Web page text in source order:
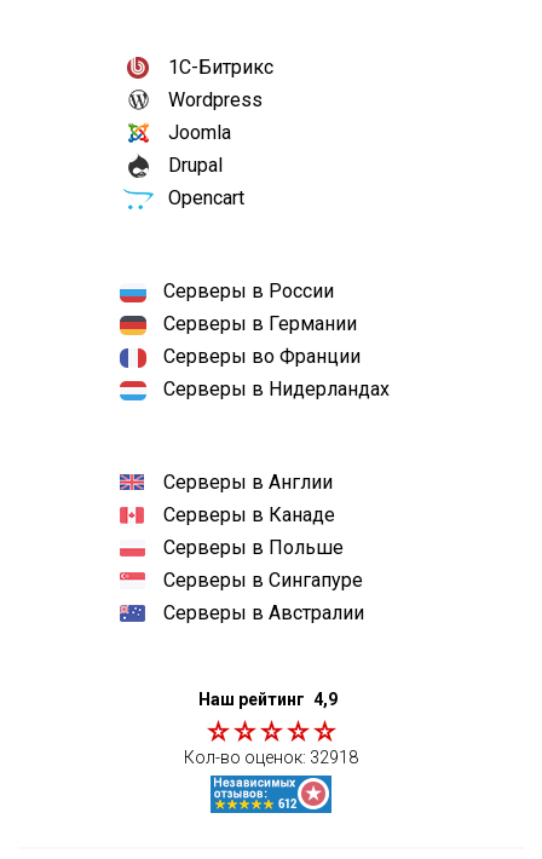
1С-Битрикс
Wordpress
Joomla
Drupal
Opencart
Серверы в России
Серверы в Германии
Серверы во Франции
Серверы в Нидерландах
Серверы в Англии
Серверы в Канаде
Серверы в Польше
Серверы в Сингапуре
Серверы в Австралии
Наш рейтинг 4,9
Кол-во оценок: 32918